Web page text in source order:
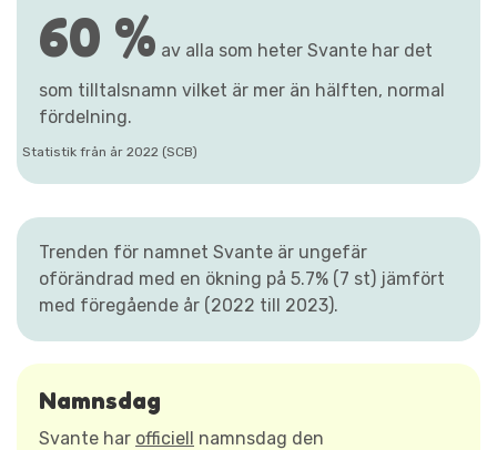
60 % av alla som heter Svante har det
som tilltalsnamn vilket är mer än hälften, normal
fördelning.
Statistik från år 2022 (SCB)
Trenden för namnet Svante är ungefär
oförändrad med en ökning på 5.7% (7 st) jämfört
med föregående år (2022 till 2023).
Namnsdag
Svante har officiell namnsdag den